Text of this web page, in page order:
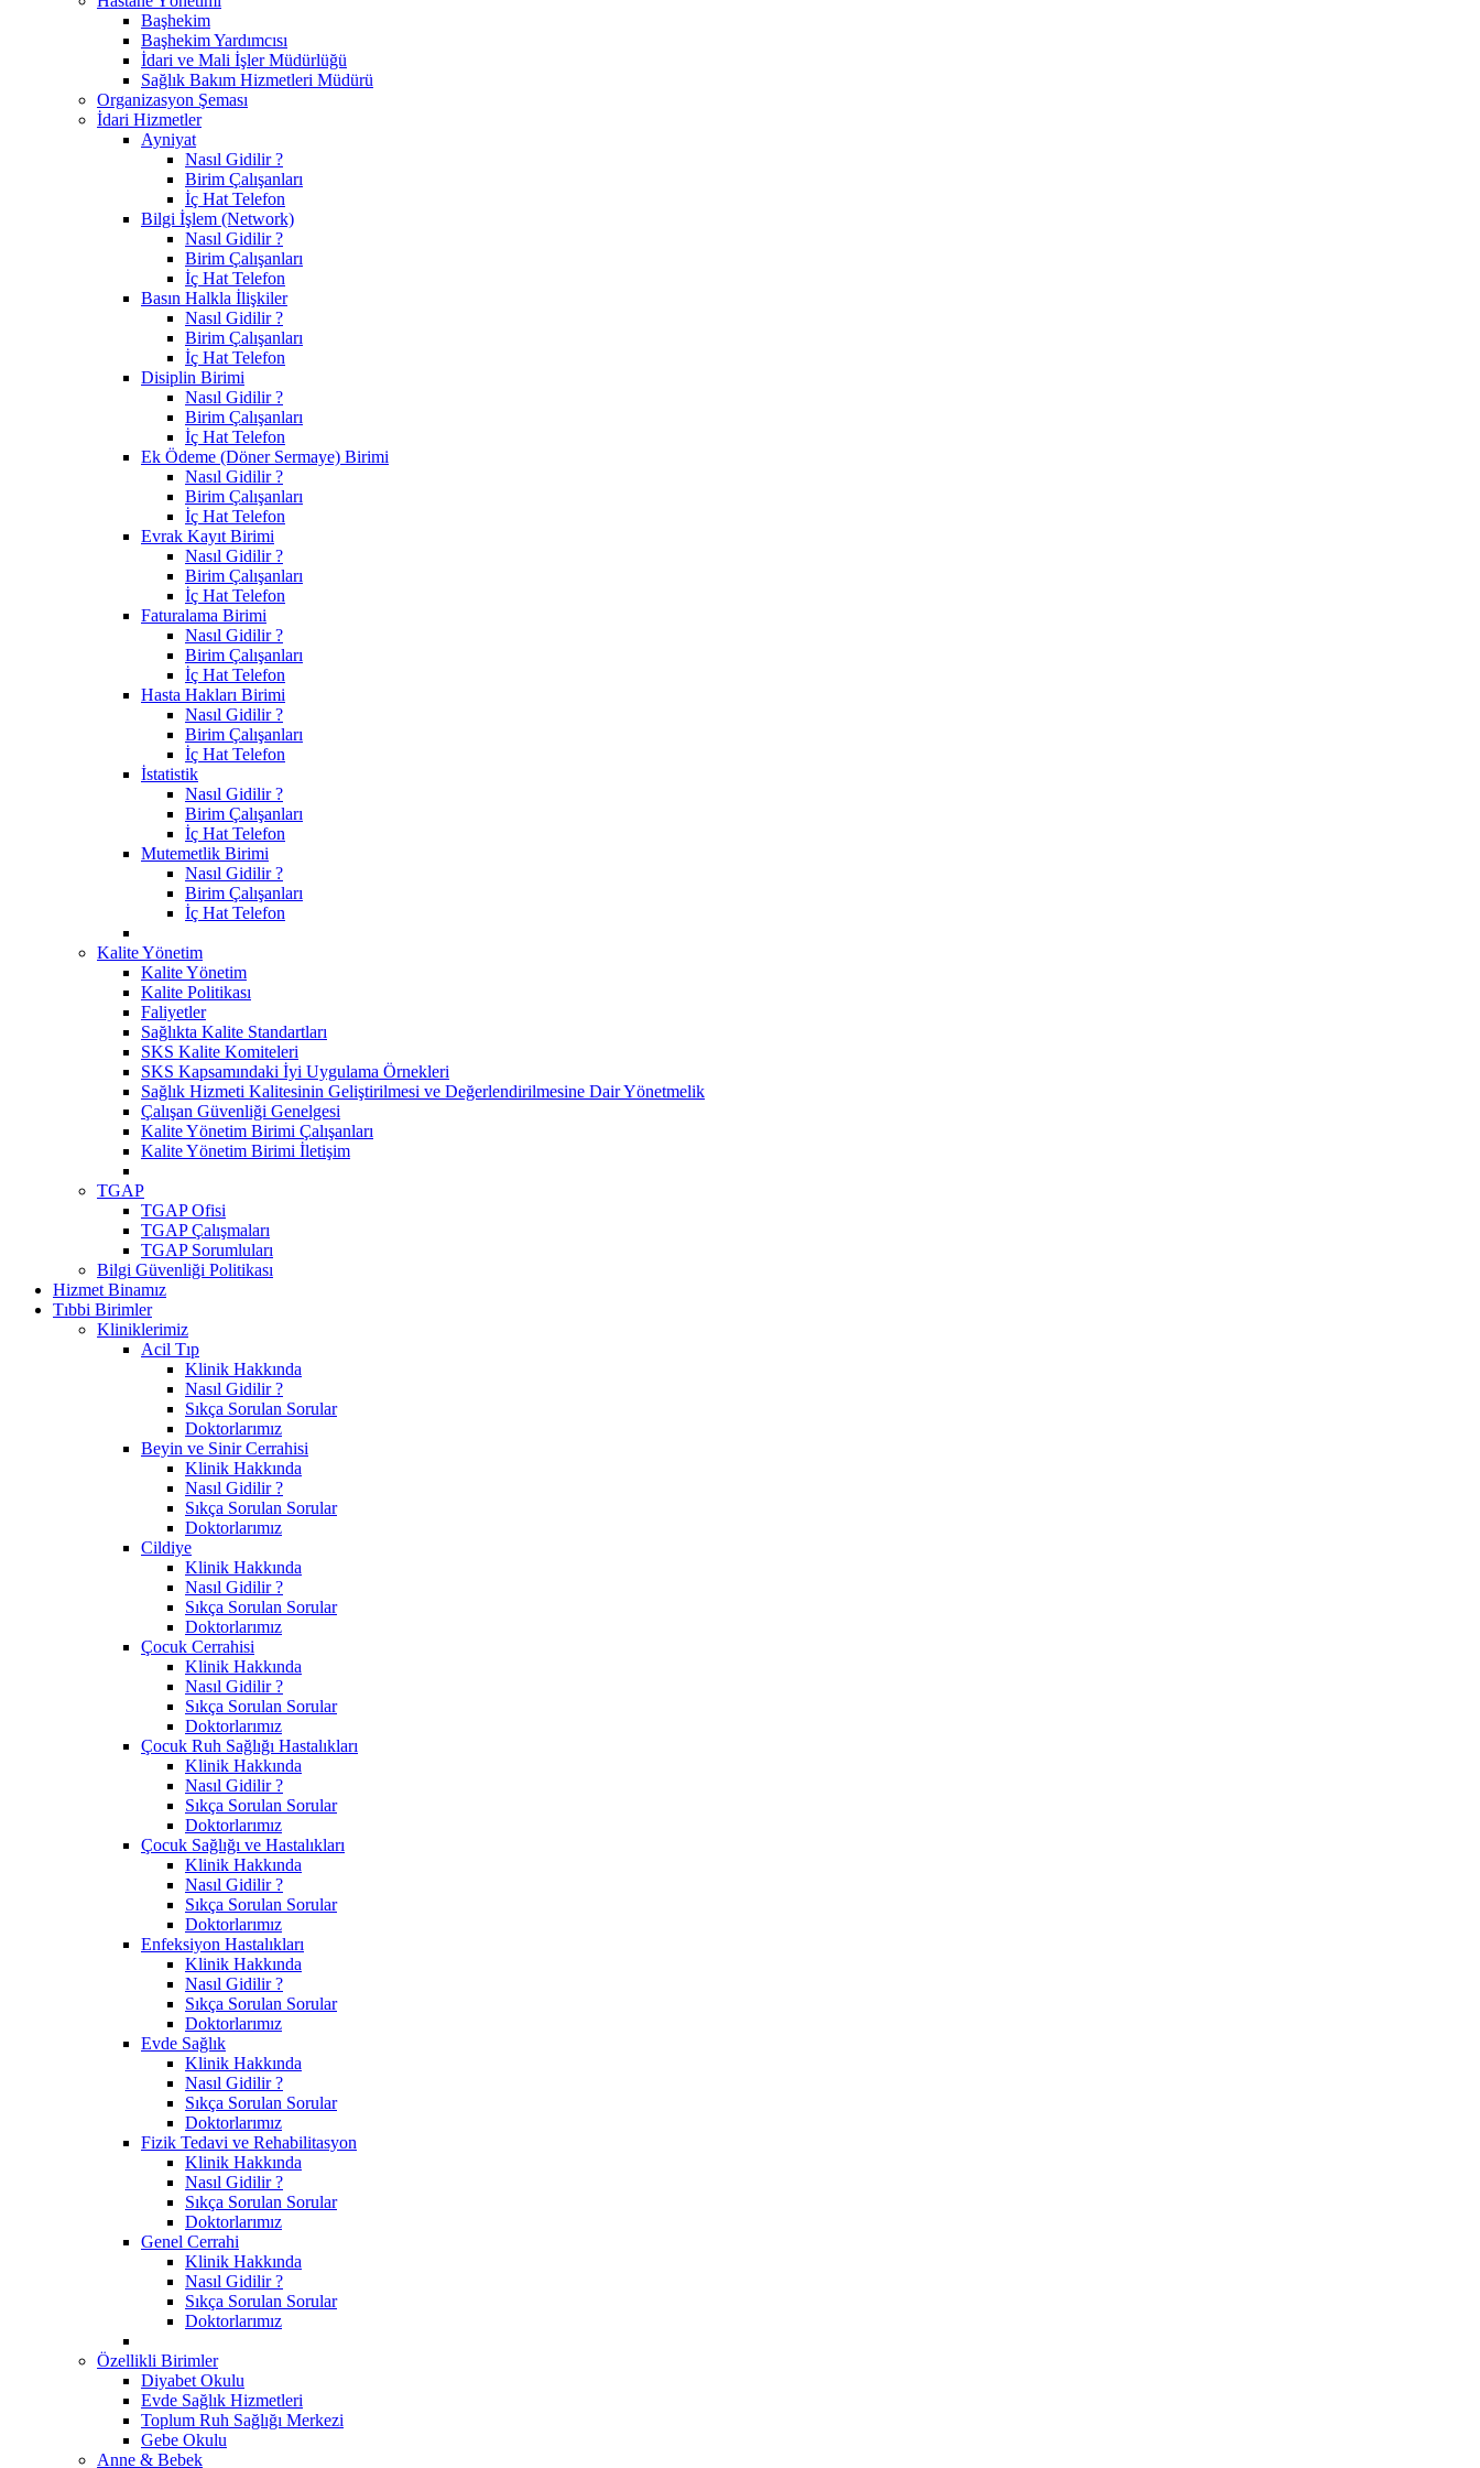
Başhekim
Başhekim Yardımcısı
İdari ve Mali İşler Müdürlüğü
Sağlık Bakım Hizmetleri Müdürü
Organizasyon Şeması
İdari Hizmetler
Ayniyat
Nasıl Gidilir ?
Birim Çalışanları
İç Hat Telefon
Bilgi İşlem (Network)
Nasıl Gidilir ?
Birim Çalışanları
İç Hat Telefon
Basın Halkla İlişkiler
Nasıl Gidilir ?
Birim Çalışanları
İç Hat Telefon
Disiplin Birimi
Nasıl Gidilir ?
Birim Çalışanları
İç Hat Telefon
Ek Ödeme (Döner Sermaye) Birimi
Nasıl Gidilir ?
Birim Çalışanları
İç Hat Telefon
Evrak Kayıt Birimi
Nasıl Gidilir ?
Birim Çalışanları
İç Hat Telefon
Faturalama Birimi
Nasıl Gidilir ?
Birim Çalışanları
İç Hat Telefon
Hasta Hakları Birimi
Nasıl Gidilir ?
Birim Çalışanları
İç Hat Telefon
İstatistik
Nasıl Gidilir ?
Birim Çalışanları
İç Hat Telefon
Mutemetlik Birimi
Nasıl Gidilir ?
Birim Çalışanları
İç Hat Telefon
Kalite Yönetim
Kalite Yönetim
Kalite Politikası
Faliyetler
Sağlıkta Kalite Standartları
SKS Kalite Komiteleri
SKS Kapsamındaki İyi Uygulama Örnekleri
Sağlık Hizmeti Kalitesinin Geliştirilmesi ve Değerlendirilmesine Dair Yönetmelik
Çalışan Güvenliği Genelgesi
Kalite Yönetim Birimi Çalışanları
Kalite Yönetim Birimi İletişim
TGAP
TGAP Ofisi
TGAP Çalışmaları
TGAP Sorumluları
Bilgi Güvenliği Politikası
Hizmet Binamız
Tıbbi Birimler
Kliniklerimiz
Acil Tıp
Klinik Hakkında
Nasıl Gidilir ?
Sıkça Sorulan Sorular
Doktorlarımız
Beyin ve Sinir Cerrahisi
Klinik Hakkında
Nasıl Gidilir ?
Sıkça Sorulan Sorular
Doktorlarımız
Cildiye
Klinik Hakkında
Nasıl Gidilir ?
Sıkça Sorulan Sorular
Doktorlarımız
Çocuk Cerrahisi
Klinik Hakkında
Nasıl Gidilir ?
Sıkça Sorulan Sorular
Doktorlarımız
Çocuk Ruh Sağlığı Hastalıkları
Klinik Hakkında
Nasıl Gidilir ?
Sıkça Sorulan Sorular
Doktorlarımız
Çocuk Sağlığı ve Hastalıkları
Klinik Hakkında
Nasıl Gidilir ?
Sıkça Sorulan Sorular
Doktorlarımız
Enfeksiyon Hastalıkları
Klinik Hakkında
Nasıl Gidilir ?
Sıkça Sorulan Sorular
Doktorlarımız
Evde Sağlık
Klinik Hakkında
Nasıl Gidilir ?
Sıkça Sorulan Sorular
Doktorlarımız
Fizik Tedavi ve Rehabilitasyon
Klinik Hakkında
Nasıl Gidilir ?
Sıkça Sorulan Sorular
Doktorlarımız
Genel Cerrahi
Klinik Hakkında
Nasıl Gidilir ?
Sıkça Sorulan Sorular
Doktorlarımız
Özellikli Birimler
Diyabet Okulu
Evde Sağlık Hizmetleri
Toplum Ruh Sağlığı Merkezi
Gebe Okulu
Anne & Bebek